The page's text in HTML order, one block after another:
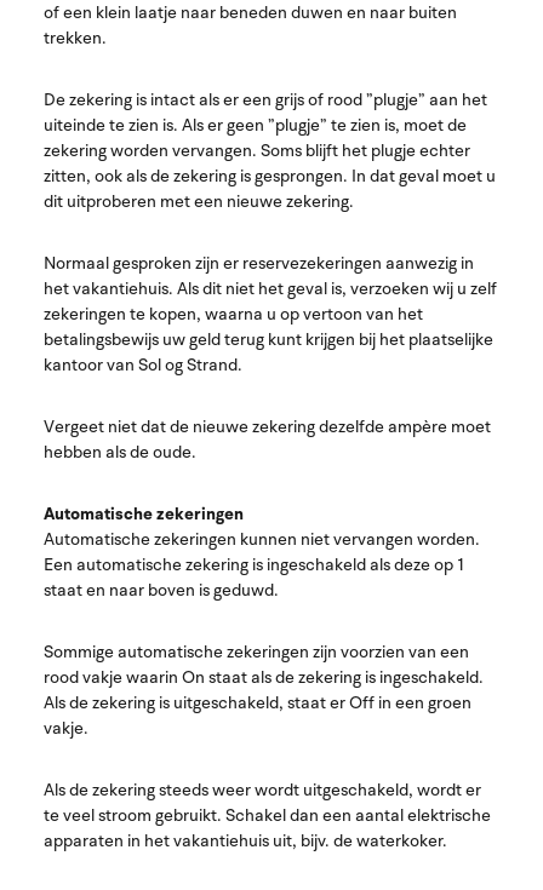
of een klein laatje naar beneden duwen en naar buiten
trekken.
De zekering is intact als er een grijs of rood ”plugje” aan het
uiteinde te zien is. Als er geen ”plugje” te zien is, moet de
zekering worden vervangen. Soms blijft het plugje echter
zitten, ook als de zekering is gesprongen. In dat geval moet u
dit uitproberen met een nieuwe zekering.
Normaal gesproken zijn er reservezekeringen aanwezig in
het vakantiehuis. Als dit niet het geval is, verzoeken wij u zelf
zekeringen te kopen, waarna u op vertoon van het
betalingsbewijs uw geld terug kunt krijgen bij het plaatselijke
kantoor van Sol og Strand.
Vergeet niet dat de nieuwe zekering dezelfde ampère moet
hebben als de oude.
Automatische zekeringen
Automatische zekeringen kunnen niet vervangen worden.
Een automatische zekering is ingeschakeld als deze op 1
staat en naar boven is geduwd.
Sommige automatische zekeringen zijn voorzien van een
rood vakje waarin On staat als de zekering is ingeschakeld.
Als de zekering is uitgeschakeld, staat er Off in een groen
vakje.
Als de zekering steeds weer wordt uitgeschakeld, wordt er
te veel stroom gebruikt. Schakel dan een aantal elektrische
apparaten in het vakantiehuis uit, bijv. de waterkoker.